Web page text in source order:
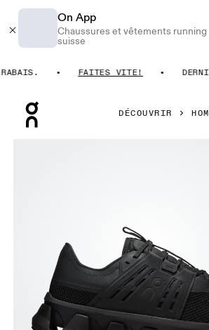
On App
Chaussures et vêtements
suisse
FAITES VITE!
DÉCOUVRIR